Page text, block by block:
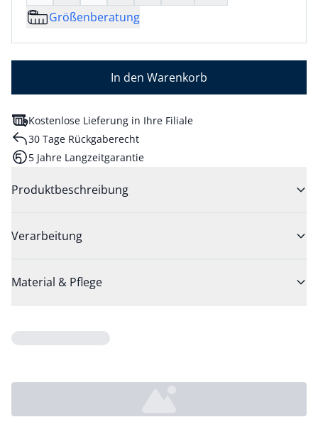
Größenberatung
In den Warenkorb
Kostenlose Lieferung in Ihre Filiale
30 Tage Rückgaberecht
5 Jahre Langzeitgarantie
Produktbeschreibung
Verarbeitung
Material & Pflege